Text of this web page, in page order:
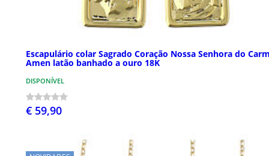
Escapulário colar Sagrado Coração Nossa Senhora do
Amen latão banhado a ouro 18K
DISPONÍVEL
€ 59,90